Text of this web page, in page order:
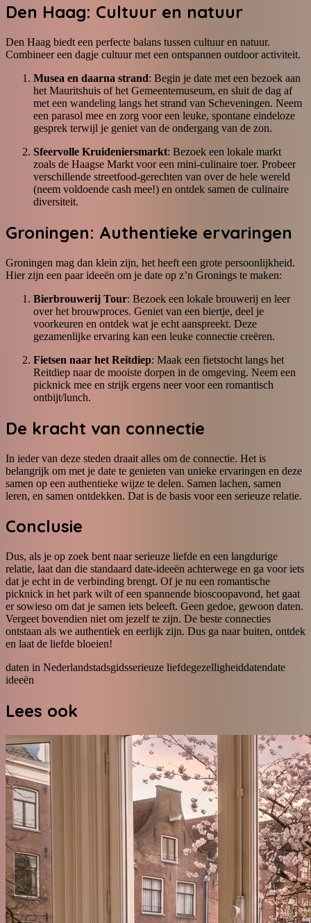
Den Haag: Cultuur en natuur
Den Haag biedt een perfecte balans tussen cultuur en natuur.
Combineer een dagje cultuur met een ontspannen outdoor activiteit.
Musea en daarna strand: Begin je date met een bezoek aan
het Mauritshuis of het Gemeentemuseum, en sluit de dag af
met een wandeling langs het strand van Scheveningen. Neem
een parasol mee en zorg voor een leuke, spontane eindeloze
gesprek terwijl je geniet van de ondergang van de zon.
Sfeervolle Kruideniersmarkt: Bezoek een lokale markt
zoals de Haagse Markt voor een mini-culinaire toer. Probeer
verschillende streetfood-gerechten van over de hele wereld
(neem voldoende cash mee!) en ontdek samen de culinaire
diversiteit.
Groningen: Authentieke ervaringen
Groningen mag dan klein zijn, het heeft een grote persoonlijkheid.
Hier zijn een paar ideeën om je date op z’n Gronings te maken:
Bierbrouwerij Tour: Bezoek een lokale brouwerij en leer
over het brouwproces. Geniet van een biertje, deel je
voorkeuren en ontdek wat je echt aanspreekt. Deze
gezamenlijke ervaring kan een leuke connectie creëren.
Fietsen naar het Reitdiep: Maak een fietstocht langs het
Reitdiep naar de mooiste dorpen in de omgeving. Neem een
picknick mee en strijk ergens neer voor een romantisch
ontbijt/lunch.
De kracht van connectie
In ieder van deze steden draait alles om de connectie. Het is
belangrijk om met je date te genieten van unieke ervaringen en deze
samen op een authentieke wijze te delen. Samen lachen, samen
leren, en samen ontdekken. Dat is de basis voor een serieuze relatie.
Conclusie
Dus, als je op zoek bent naar serieuze liefde en een langdurige
relatie, laat dan die standaard date-ideeën achterwege en ga voor iets
dat je echt in de verbinding brengt. Of je nu een romantische
picknick in het park wilt of een spannende bioscoopavond, het gaat
er sowieso om dat je samen iets beleeft. Geen gedoe, gewoon daten.
Vergeet bovendien niet om jezelf te zijn. De beste connecties
ontstaan als we authentiek en eerlijk zijn. Dus ga naar buiten, ontdek
en laat de liefde bloeien!
daten in Nederlandstadsgidsserieuze liefdegezelligheiddatendate
ideeën
Lees ook